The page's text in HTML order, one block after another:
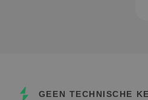
GEEN TECHNISCHE